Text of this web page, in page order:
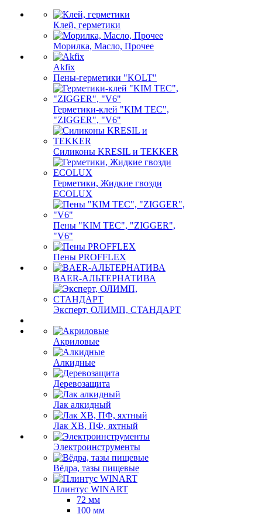
Клей, герметики
Морилка, Масло, Прочее
Akfix
Пены-герметики "KOLT"
Герметики-клей "KIM TEС",
"ZIGGER", "V6"
Силиконы KRESIL и TEKKER
Герметики, Жидкие гвозди
ECOLUX
Пены "KIM TEС", "ZIGGER",
"V6"
Пены PROFFLEX
BAER-АЛЬТЕРНАТИВА
Эксперт, ОЛИМП, СТАНДАРТ
Акриловые
Алкидные
Деревозащита
Лак алкидный
Лак ХВ, ПФ, яхтный
Электроинструменты
Вёдра, тазы пищевые
Плинтус WINART
72 мм
100 мм